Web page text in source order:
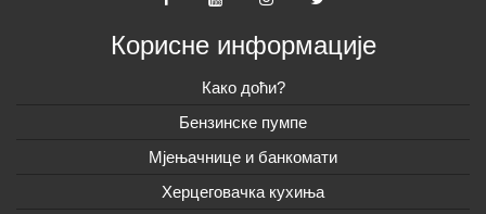
Корисне информације
Како доћи?
Бензинске пумпе
Мјењачнице и банкомати
Херцеговачка кухиња